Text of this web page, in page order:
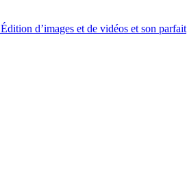
Édition d’images et de vidéos et son parfait